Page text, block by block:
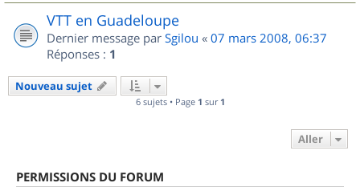
VTT en Guadeloupe
Dernier message par Sgilou « 07 mars 2008, 06:37
Réponses : 1
Nouveau sujet
6 sujets • Page 1 sur 1
Aller
PERMISSIONS DU FORUM